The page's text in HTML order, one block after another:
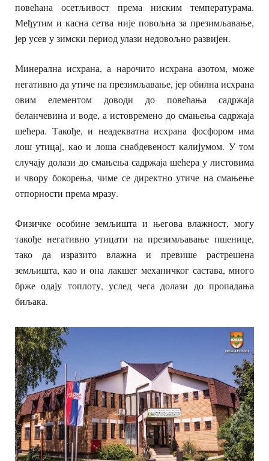
повећана осетљивост према ниским температурама.
Међутим и касна сетва није повољна за презимљавање,
јер усев у зимски период улази недовољно развијен.
Минерална исхрана, а нарочито исхрана азотом, може
негативно да утиче на презимљавање, јер обилна исхрана
овим елементом доводи до повећања садржаја
беланчевина и воде, а истовремено до смањења садржаја
шећера. Такође, и неадекватна исхрана фосфором има
лош утицај, као и лоша снабдевеност калијумом. У том
случају долази до смањења садржаја шећера у листовима
и чвору бокорења, чиме се директно утиче на смањење
отпорности према мразу.
Физичке особине земљишта и његова влажност, могу
такође негативно утицати на презимљавање пшенице,
тако да изразито влажна и превише растрешена
земљишта, као и она лакшег механичког састава, много
брже одају топлоту, услед чега долази до пропадања
биљака.